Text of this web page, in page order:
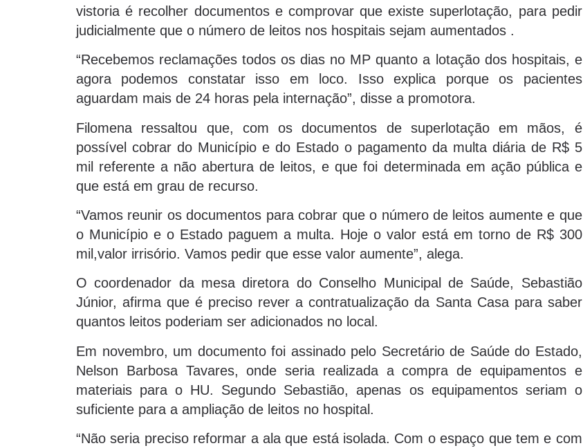
vistoria é recolher documentos e comprovar que existe superlotação, para pedir
judicialmente que o número de leitos nos hospitais sejam aumentados .
“Recebemos reclamações todos os dias no MP quanto a lotação dos hospitais, e
agora podemos constatar isso em loco. Isso explica porque os pacientes
aguardam mais de 24 horas pela internação”, disse a promotora.
Filomena ressaltou que, com os documentos de superlotação em mãos, é
possível cobrar do Município e do Estado o pagamento da multa diária de R$ 5
mil referente a não abertura de leitos, e que foi determinada em ação pública e
que está em grau de recurso.
“Vamos reunir os documentos para cobrar que o número de leitos aumente e que
o Município e o Estado paguem a multa. Hoje o valor está em torno de R$ 300
mil,valor irrisório. Vamos pedir que esse valor aumente”, alega.
O coordenador da mesa diretora do Conselho Municipal de Saúde, Sebastião
Júnior, afirma que é preciso rever a contratualização da Santa Casa para saber
quantos leitos poderiam ser adicionados no local.
Em novembro, um documento foi assinado pelo Secretário de Saúde do Estado,
Nelson Barbosa Tavares, onde seria realizada a compra de equipamentos e
materiais para o HU. Segundo Sebastião, apenas os equipamentos seriam o
suficiente para a ampliação de leitos no hospital.
“Não seria preciso reformar a ala que está isolada. Com o espaço que tem e com